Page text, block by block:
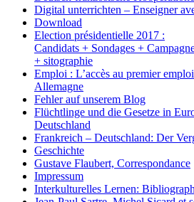
Digital unterrichten – Enseigner
Download
Election présidentielle 2017 :
Candidats + Sondages +
+ sitographie
Emploi : L’accès au premier
Allemagne
Fehler auf unserem Blog
Flüchtlinge und die Gesetze in
Deutschland
Frankreich – Deutschland: Der
Geschichte
Gustave Flaubert, Correspondance
Impressum
Interkulturelles Lernen: